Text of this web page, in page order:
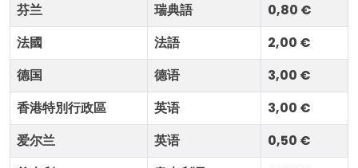
芬兰
瑞典語
0,80 €
法國
法語
2,00 €
德国
德语
3,00 €
香港特別行政區
英语
3,00 €
爱尔兰
英语
0,50 €